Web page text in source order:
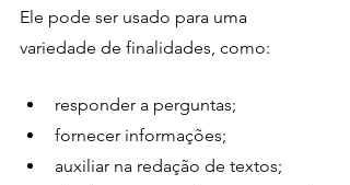
Ele pode ser usado para uma
variedade de finalidades, como:
responder a perguntas;
fornecer informações;
auxiliar na redação de textos;